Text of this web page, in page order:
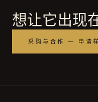
想让它出现
采购与合作 — 申请